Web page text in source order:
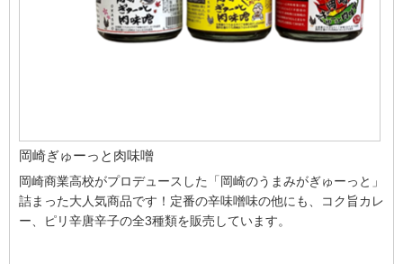
岡崎ぎゅーっと肉味噌
岡崎商業高校がプロデュースした「岡崎のうまみがぎゅーっと」
詰まった大人気商品です！定番の辛味噌味の他にも、コク旨カレ
ー、ピリ辛唐辛子の全3種類を販売しています。